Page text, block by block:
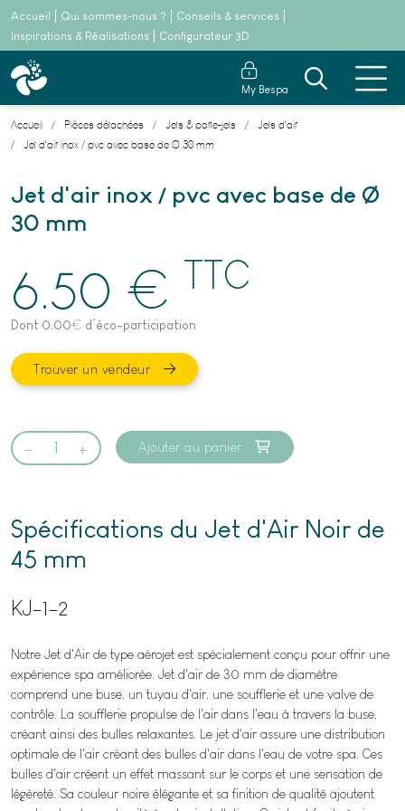
Accueil Qui sommes-nous ?
Conseils & services
Inspirations & Réalisations
Configurateur 3D
My Bespa
Accueil Pièces détachées Jets & porte-jets
Jets d'air
Jet d'air inox / pvc avec base de Ø 30 mm
Jet d'air inox / pvc avec base de Ø
30 mm
6.50 € TTC
Dont 0.00€ d’éco-participation
Trouver un vendeur
Ajouter au panier
Spécifications du Jet d'Air Noir de
45 mm
KJ-1-2
Notre Jet d'Air de type aérojet est spécialement conçu pour offrir une
expérience spa améliorée. Jet d'air de 30 mm de diamètre
comprend une buse, un tuyau d'air, une soufflerie et une valve de
contrôle. La soufflerie propulse de l'air dans l'eau à travers la buse,
créant ainsi des bulles relaxantes. Le jet d'air assure une distribution
optimale de l'air créant des bulles d'air dans l'eau de votre spa. Ces
bulles d'air créent un effet massant sur le corps et une sensation de
légèreté. Sa couleur noire élégante et sa finition de qualité ajoutent